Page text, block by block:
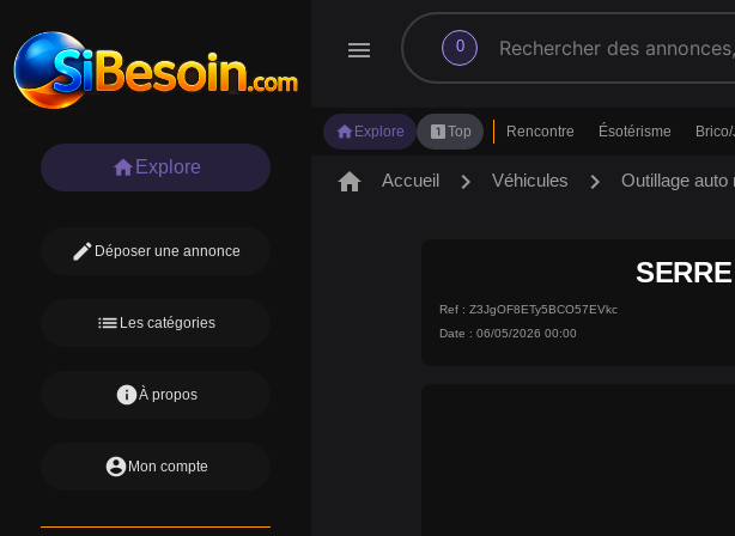
menu 0
search
home Explore looks_oneTop Rencontre Ésotérisme
home Explore
edit Déposer une annonce
list Les catégories
infoÀ propos
account_circle Mon compte
home Accueil chevron_right Véhicules chevron_right Outillage
Ref : Z3JgOF8ETy5BCO57EVkc
Date : 06/05/2026 00:00